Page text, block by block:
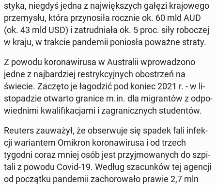
sty­ka, niegdyś jedna z naj­więk­szych gałęzi kra­jo­we­go
prze­my­słu, która przy­no­si­ła rocznie ok. 60 mld AUD
(ok. 43 mld USD) i za­trud­nia­ła ok. 5 proc. siły ro­bo­czej
w kraju, w trakcie pan­de­mii po­nio­sła poważne straty.
Z powodu ko­ro­na­wi­ru­sa w Au­stra­lii wpro­wa­dzo­no
jedne z naj­bar­dziej re­stryk­cyj­nych ob­ostrzeń na
świecie. Zaczęto je ła­go­dzić pod koniec 2021 r. - w li­
sto­pa­dzie otwarto granice m.in. dla mi­gran­tów z od­po­
wied­ni­mi kwa­li­fi­ka­cja­mi i za­gra­nicz­nych stu­den­tów.
Reuters za­uwa­żył, że ob­ser­wu­je się spadek fali in­fek­
cji wa­rian­tem Omikron ko­ro­na­wi­ru­sa i od trzech
tygodni coraz mniej osób jest przyj­mo­wa­nych do szpi­
ta­li z powodu Covid-19. Według sza­cun­ków tej agencji
od po­cząt­ku pan­de­mii za­cho­ro­wa­ło prawie 2,7 mln